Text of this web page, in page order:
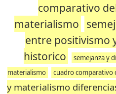
comparativo
materialismo
entre positivismo
historico
semejanza y
materialismo
cuadro comparativo
y materialismo